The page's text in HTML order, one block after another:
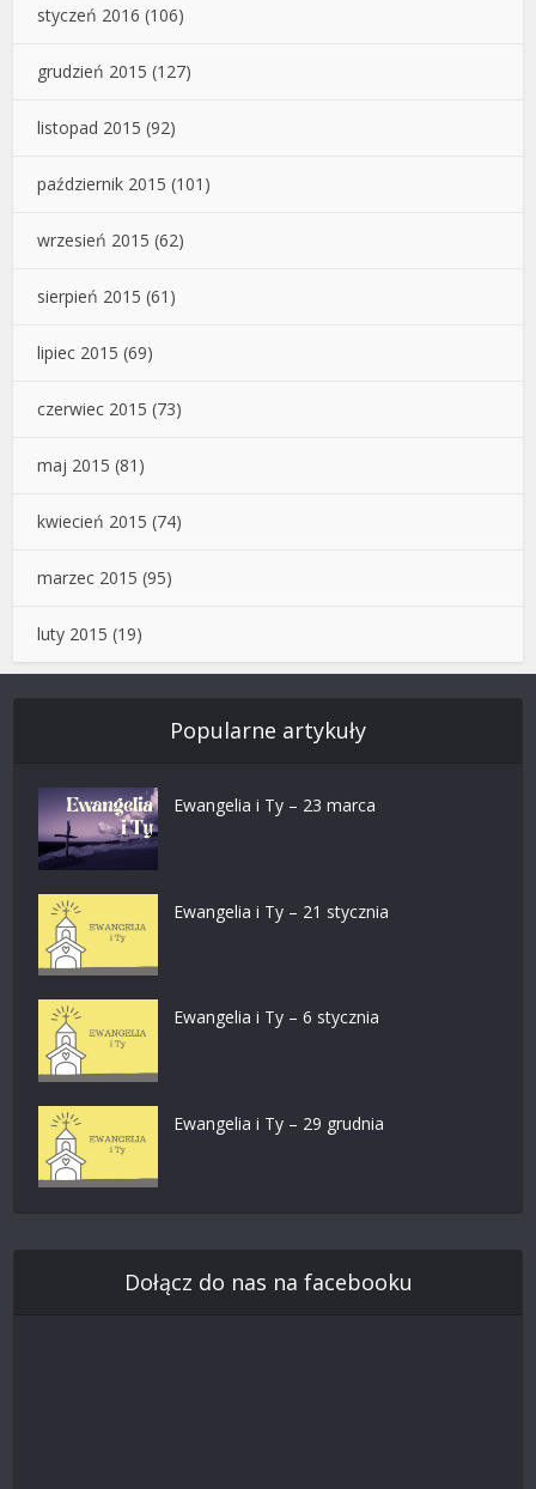
styczeń 2016 (106)
grudzień 2015 (127)
listopad 2015 (92)
październik 2015 (101)
wrzesień 2015 (62)
sierpień 2015 (61)
lipiec 2015 (69)
czerwiec 2015 (73)
maj 2015 (81)
kwiecień 2015 (74)
marzec 2015 (95)
luty 2015 (19)
Popularne artykuły
Ewangelia i Ty – 23 marca
Ewangelia i Ty – 21 stycznia
Ewangelia i Ty – 6 stycznia
Ewangelia i Ty – 29 grudnia
Dołącz do nas na facebooku